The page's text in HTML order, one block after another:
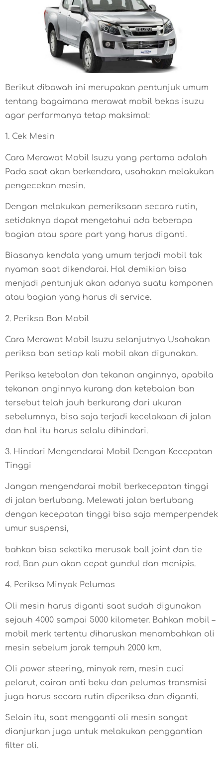
Berikut dibawah ini merupakan pentunjuk umum
tentang bagaimana merawat mobil bekas isuzu
agar performanya tetap maksimal:
1. Cek Mesin
Cara Merawat Mobil Isuzu yang pertama adalah
Pada saat akan berkendara, usahakan melakukan
pengecekan mesin.
Dengan melakukan pemeriksaan secara rutin,
setidaknya dapat mengetahui ada beberapa
bagian atau spare part yang harus diganti.
Biasanya kendala yang umum terjadi mobil tak
nyaman saat dikendarai. Hal demikian bisa
menjadi pentunjuk akan adanya suatu komponen
atau bagian yang harus di service.
2. Periksa Ban Mobil
Cara Merawat Mobil Isuzu selanjutnya Usahakan
periksa ban setiap kali mobil akan digunakan.
Periksa ketebalan dan tekanan anginnya, apabila
tekanan anginnya kurang dan ketebalan ban
tersebut telah jauh berkurang dari ukuran
sebelumnya, bisa saja terjadi kecelakaan di jalan
dan hal itu harus selalu dihindari.
3. Hindari Mengendarai Mobil Dengan Kecepatan
Tinggi
Jangan mengendarai mobil berkecepatan tinggi
di jalan berlubang. Melewati jalan berlubang
dengan kecepatan tinggi bisa saja memperpendek
umur suspensi,
bahkan bisa seketika merusak ball joint dan tie
rod. Ban pun akan cepat gundul dan menipis.
4. Periksa Minyak Pelumas
Oli mesin harus diganti saat sudah digunakan
sejauh 4000 sampai 5000 kilometer. Bahkan mobil –
mobil merk tertentu diharuskan menambahkan oli
mesin sebelum jarak tempuh 2000 km.
Oli power steering, minyak rem, mesin cuci
pelarut, cairan anti beku dan pelumas transmisi
juga harus secara rutin diperiksa dan diganti.
Selain itu, saat mengganti oli mesin sangat
dianjurkan juga untuk melakukan penggantian
filter oli.